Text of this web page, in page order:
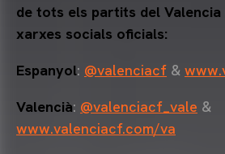
de tots els partits del Valencia
xarxes socials oficials:
Espanyol: @valenciacf &
Valencià: @valenciacf_vale &
www.valenciacf.com/va